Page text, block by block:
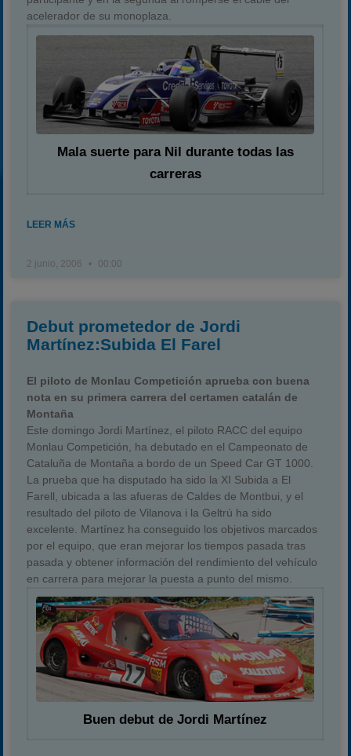
acelerador de su monoplaza.
Mala suerte para Nil durante todas las
carreras
LEER MÁS
2 junio, 2006 00:00
Debut prometedor de Jordi
Martínez:Subida El Farel
El piloto de Monlau Competición aprueba con buena
nota en su primera carrera del certamen catalán de
Montaña
Este domingo Jordi Martínez, el piloto RACC del equipo
Monlau Competición, ha debutado en el Campeonato de
Cataluña de Montaña a bordo de un Speed Car GT 1000.
La prueba que ha disputado ha sido la XI Subida a El
Farell, ubicada a las afueras de Caldes de Montbui, y el
resultado del piloto de Vilanova i la Geltrú ha sido
excelente. Martínez ha conseguido los objetivos marcados
por el equipo, que eran mejorar los tiempos pasada tras
pasada y obtener información del rendimiento del vehículo
en carrera para mejorar la puesta a punto del mismo.
Buen debut de Jordi Martínez